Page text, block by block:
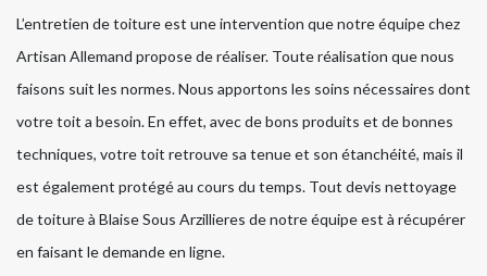
L’entretien de toiture est une intervention que notre équipe chez
Artisan Allemand propose de réaliser. Toute réalisation que nous
faisons suit les normes. Nous apportons les soins nécessaires dont
votre toit a besoin. En effet, avec de bons produits et de bonnes
techniques, votre toit retrouve sa tenue et son étanchéité, mais il
est également protégé au cours du temps. Tout devis nettoyage
de toiture à Blaise Sous Arzillieres de notre équipe est à récupérer
en faisant le demande en ligne.